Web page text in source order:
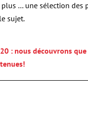
plus … une sélection des
sujet.
: nous découvrons